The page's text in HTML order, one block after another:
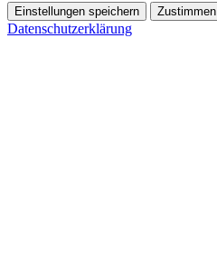
Einstellungen speichern Zustimmen
Datenschutzerklärung